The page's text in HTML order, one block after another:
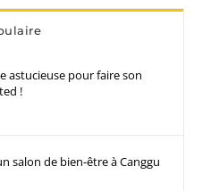
astucieuse pour faire son
!
salon de bien-être à Canggu